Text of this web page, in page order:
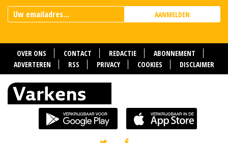
AANMELDEN
OVER ONS CONTACT REDACTIE
ABONNEMENT
ADVERTEREN
RSS PRIVACY COOKIES DISCLAIMER